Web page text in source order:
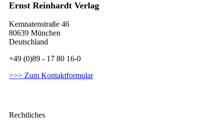
Ernst Reinhardt Verlag
Kemnatenstraße 46
80639 München
Deutschland
+49 (0)89 - 17 80 16-0
>>> Zum Kontaktformular
Rechtliches